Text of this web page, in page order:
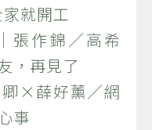
就開工
張作錦／高希
，再見了
×薛好薰／網
事